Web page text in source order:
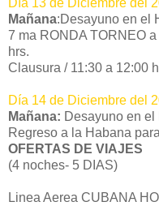
Día 13 de Diciembre del
Mañana:Desayuno en el
7 ma RONDA TORNEO
hrs.
Clausura / 11:30 a 12:00
Día 14 de Diciembre del
Mañana: Desayuno en el
Regreso a la Habana
OFERTAS DE VIAJES
(4 noches- 5 DIAS)
Linea Aerea CUBANA